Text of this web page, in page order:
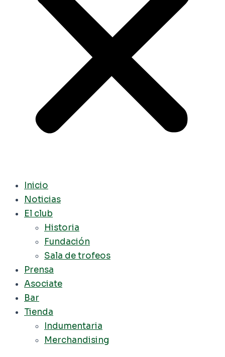
Inicio
Noticias
El club
Historia
Fundación
Sala de trofeos
Prensa
Asociate
Bar
Tienda
Indumentaria
Merchandising